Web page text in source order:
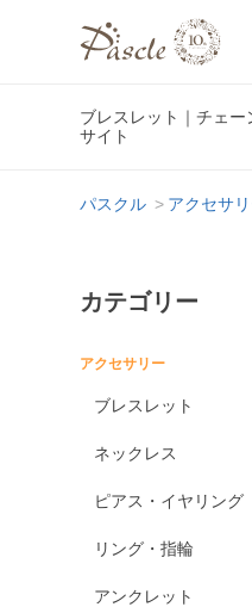
ブレスレット｜チェ
サイト
パスクル アクセサ
カテゴリー
アクセサリー
ブレスレット
ネックレス
ピアス・イヤリング
リング・指輪
アンクレット